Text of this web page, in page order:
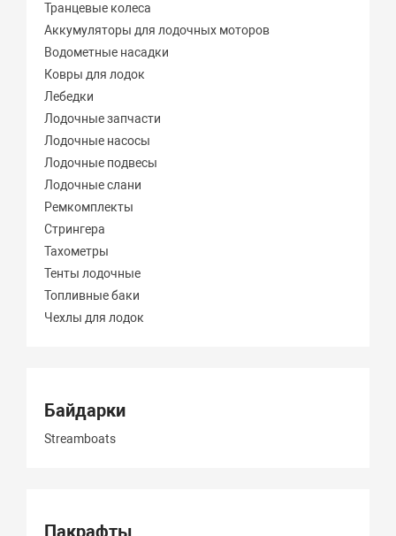
Транцевые колеса
Аккумуляторы для лодочных моторов
Водометные насадки
Ковры для лодок
Лебедки
Лодочные запчасти
Лодочные насосы
Лодочные подвесы
Лодочные слани
Ремкомплекты
Стрингера
Тахометры
Тенты лодочные
Топливные баки
Чехлы для лодок
Байдарки
Streamboats
Пакрафты